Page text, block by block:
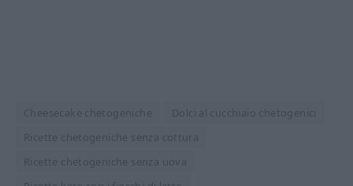
Cheesecake chetogeniche
Dolci al cucchiaio chetogenici
Ricette chetogeniche senza cottura
Ricette chetogeniche senza uova